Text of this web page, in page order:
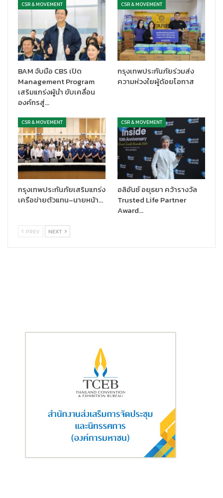
CSR & MOVEMENT
BAM จับมือ CBS เปิด
Management Program
เสริมแกร่งผู้นำ ขับเคลื่อน
องค์กรสู่…
CSR & MOVEMENT
กรุงเทพประกันภัยร่วมส่ง
ความห่วงใยผู้ด้อยโอกาส
CSR & MOVEMENT
กรุงเทพประกันภัยเสริมแกร่ง
เครือข่ายตัวแทน–นายหน้า…
CSR & MOVEMENT
อลิอันซ์ อยุธยา คว้ารางวัล
Trusted Life Partner
Award…
PREV NEXT